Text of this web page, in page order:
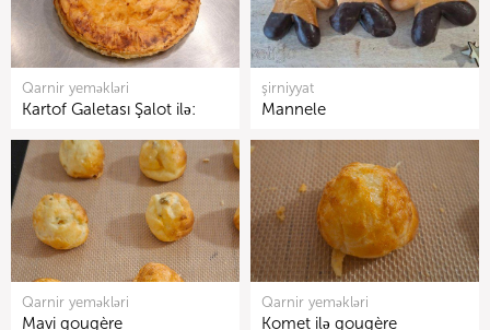
Qarnir yeməkləri
Kartof Galetası Şalot ilə:
şirniyyat
Mannele
Qarnir yeməkləri
Mavi gougère
Qarnir yeməkləri
Komet ilə gougère